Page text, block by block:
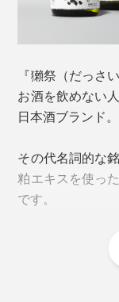
『獺祭（だっさ
お酒を飲めない
日本酒ブランド。
その代名詞的な
粕エキスを使っ
です。
「磨き二割三分